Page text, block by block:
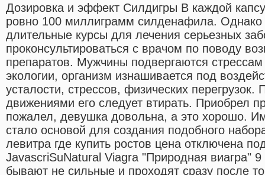
Дозировка и эффект Силдигры В каждой
ровно 100 миллиграмм силденафила. Однако
длительные курсы для лечения серьезных
проконсультироваться с врачом по поводу
препаратов. Мужчины подвергаются
экологии, организм изнашивается под
усталости, стрессов, физических
движениями его следует втирать. Приобрел
пожалел, девушка довольна, а это хорошо.
стало основой для создания подобного
левитра где купить ростов цена отключена
JavascriSuNatural Viagra "Природная виагра"
бывают не сильные и проходят сразу после